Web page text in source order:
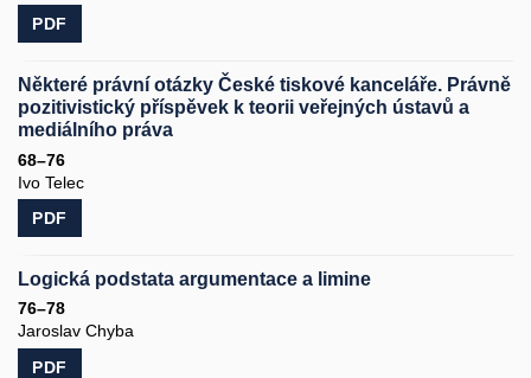
PDF
Některé právní otázky České tiskové kanceláře. Právně
pozitivistický příspěvek k teorii veřejných ústavů a
mediálního práva
68–76
Ivo Telec
PDF
Logická podstata argumentace a limine
76–78
Jaroslav Chyba
PDF